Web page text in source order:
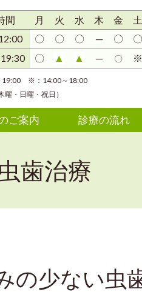
間 月 火 水 木 金 土
〇 〇 〇 ─ 〇 〇
〇 ▲ ▲ ─ 〇 ※
19:00 ※：14:00～18:00
曜・日曜・祝日）
ご案内 診療の流れ
歯治療
の少ない虫